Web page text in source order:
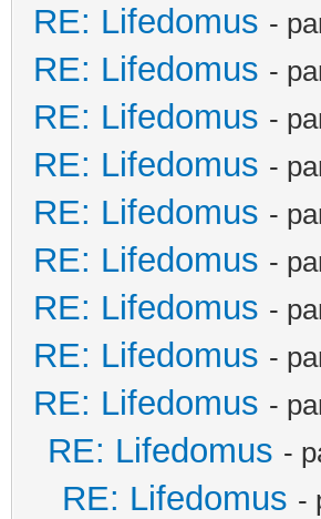
RE: Lifedomus -
RE: Lifedomus -
RE: Lifedomus -
RE: Lifedomus -
RE: Lifedomus -
RE: Lifedomus -
RE: Lifedomus -
RE: Lifedomus -
RE: Lifedomus -
RE: Lifedomus -
RE: Lifedomus -